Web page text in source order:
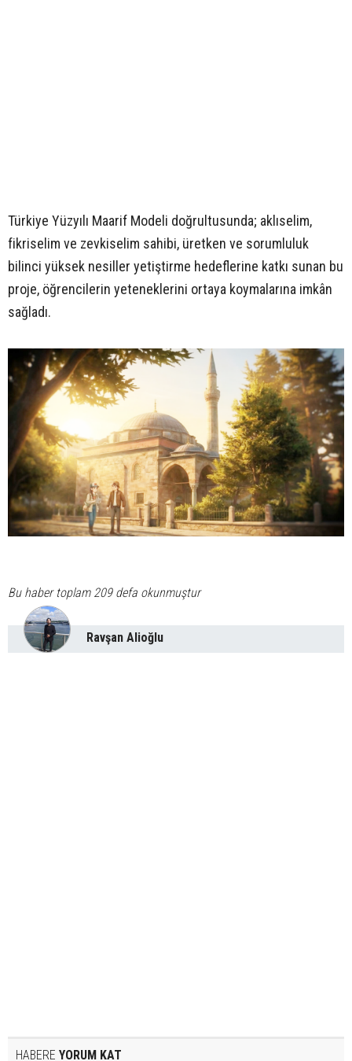
Türkiye Yüzyılı Maarif Modeli doğrultusunda; aklıselim,
fikriselim ve zevkiselim sahibi, üretken ve sorumluluk
bilinci yüksek nesiller yetiştirme hedeflerine katkı sunan bu
proje, öğrencilerin yeteneklerini ortaya koymalarına imkân
sağladı.
Bu haber toplam 209 defa okunmuştur
Ravşan Alioğlu
HABERE YORUM KAT